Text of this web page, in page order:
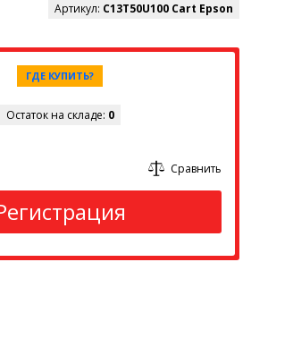
Артикул: C13T50U100 Cart Epson
ГДЕ КУПИТЬ?
Остаток на складе: 0
Сравнить